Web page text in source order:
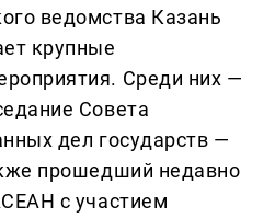
ведомства Казань
крупные
Среди них —
Совета
дел государств —
прошедший недавно
с участием